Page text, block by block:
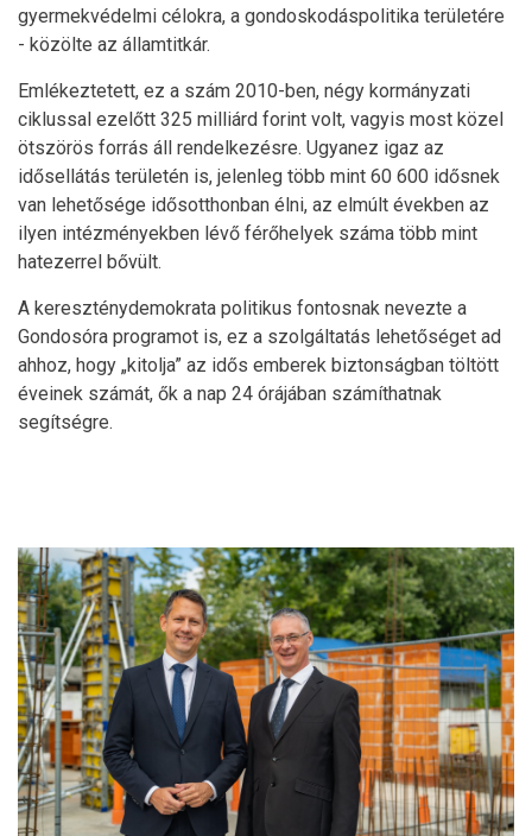
gyermekvédelmi célokra, a gondoskodáspolitika területére
- közölte az államtitkár.
Emlékeztetett, ez a szám 2010-ben, négy kormányzati
ciklussal ezelőtt 325 milliárd forint volt, vagyis most közel
ötszörös forrás áll rendelkezésre. Ugyanez igaz az
idősellátás területén is, jelenleg több mint 60 600 idősnek
van lehetősége idősotthonban élni, az elmúlt években az
ilyen intézményekben lévő férőhelyek száma több mint
hatezerrel bővült.
A kereszténydemokrata politikus fontosnak nevezte a
Gondosóra programot is, ez a szolgáltatás lehetőséget ad
ahhoz, hogy „kitolja” az idős emberek biztonságban töltött
éveinek számát, ők a nap 24 órájában számíthatnak
segítségre.